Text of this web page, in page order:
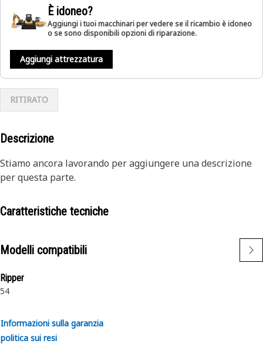
È idoneo?
Aggiungi i tuoi macchinari per vedere se il ricambio è idoneo
o se sono disponibili opzioni di riparazione.
Aggiungi attrezzatura
RITIRATO
Descrizione
Stiamo ancora lavorando per aggiungere una descrizione
per questa parte.
Caratteristiche tecniche
Modelli compatibili
Ripper
54
Informazioni sulla garanzia
politica sui resi